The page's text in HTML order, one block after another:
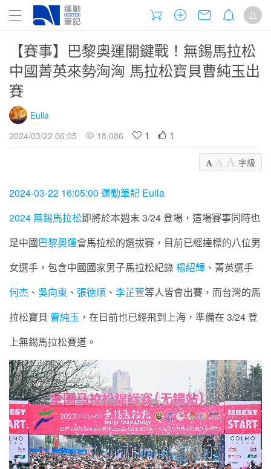
【賽事】巴黎奧運關鍵戰！無錫馬拉松
中國菁英來勢洶洶 馬拉松寶貝曹純玉出
賽
Eulla
2024/03/22 06:05
18,086 1 1
字級
2024-03-22 16:05:00 運動筆記 Eulla
2024 無錫馬拉松即將於本週末 3/24 登場，這場賽事同時也
是中國巴黎奧運會馬拉松的選拔賽，目前已經達標的八位男
女選手，包含中國國家男子馬拉松紀錄楊紹輝 、菁英選手
何杰 、 吳向東 、 張德順 、 李芷萱等人皆會出賽，而台灣的馬
拉松寶貝 曹純玉 ，在日前也已經飛到上海，準備在 3/24 登
上無錫馬拉松賽道。